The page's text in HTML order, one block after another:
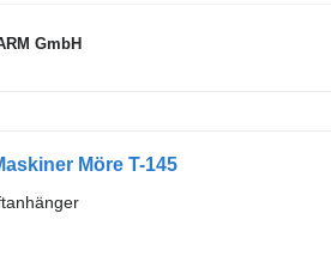
GmbH
Möre T-145